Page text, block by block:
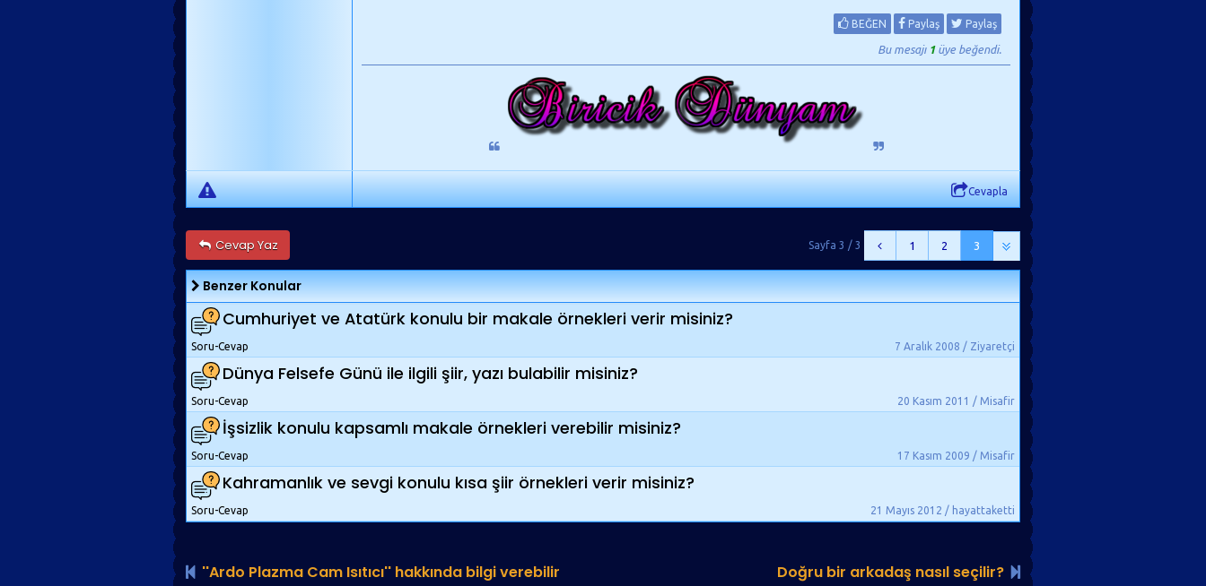
BEĞEN Paylaş Paylaş
Bu mesajı 1üye beğendi.
Cevapla
Cevap Yaz 1 2 3
Sayfa 3 / 3
Benzer Konular
Cumhuriyet ve Atatürk konulu bir makale örnekleri verir misiniz?
7 Aralık 2008 / Ziyaretçi
Soru-Cevap
Dünya Felsefe Günü ile ilgili şiir, yazı bulabilir misiniz?
20 Kasım 2011 / Misafir
Soru-Cevap
İşsizlik konulu kapsamlı makale örnekleri verebilir misiniz?
17 Kasım 2009 / Misafir
Soru-Cevap
Kahramanlık ve sevgi konulu kısa şiir örnekleri verir misiniz?
21 Mayıs 2012 / hayattaketti
Soru-Cevap
''Ardo Plazma Cam Isıtıcı'' hakkında bilgi verebilir
Doğru bir arkadaş nasıl seçilir?